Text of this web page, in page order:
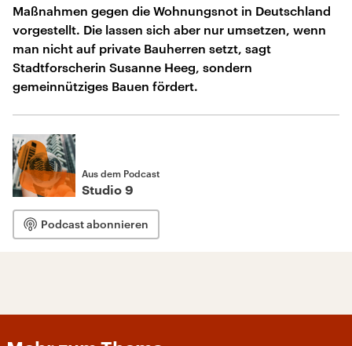
Maßnahmen gegen die Wohnungsnot in Deutschland
vorgestellt. Die lassen sich aber nur umsetzen, wenn
man nicht auf private Bauherren setzt, sagt
Stadtforscherin Susanne Heeg, sondern
gemeinnütziges Bauen fördert.
Aus dem Podcast
Studio 9
Podcast abonnieren